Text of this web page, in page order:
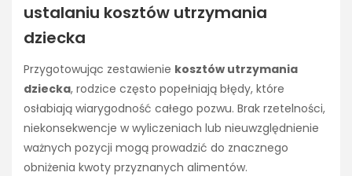
ustalaniu kosztów utrzymania
dziecka
Przygotowując zestawienie kosztów utrzymania
dziecka, rodzice często popełniają błędy, które
osłabiają wiarygodność całego pozwu. Brak rzetelności,
niekonsekwencje w wyliczeniach lub nieuwzględnienie
ważnych pozycji mogą prowadzić do znacznego
obniżenia kwoty przyznanych alimentów.